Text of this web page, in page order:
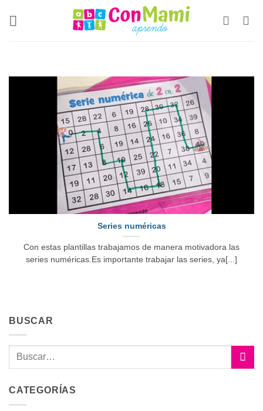
Series numéricas
Con estas plantillas trabajamos de manera motivadora las
series numéricas.Es importante trabajar las series, ya[...]
BUSCAR
CATEGORÍAS